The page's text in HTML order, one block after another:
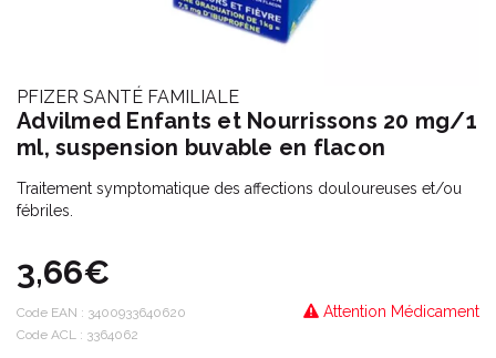
PFIZER SANTÉ FAMILIALE
Advilmed Enfants et Nourrissons 20 mg/1
ml, suspension buvable en flacon
Traitement symptomatique des affections douloureuses et/ou
fébriles.
3,66€
Attention Médicament
Code EAN : 3400933640620
Code ACL : 3364062